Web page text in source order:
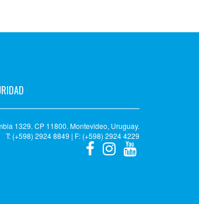
1329. CP 11800. Montevideo, Uruguay.
T: (+598) 2924 8849 | F: (+598) 2924 4229